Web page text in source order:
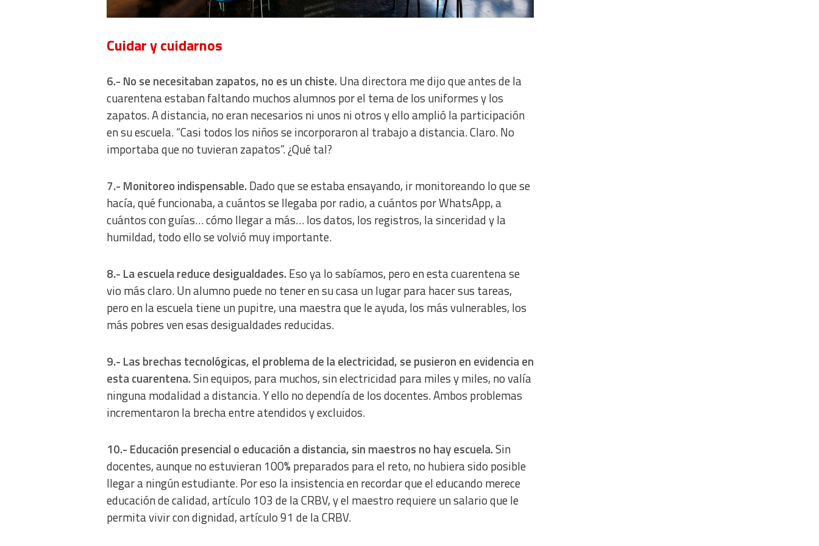
Cuidar y cuidarnos
6.- No se necesitaban zapatos, no es un chiste. Una directora me dijo que antes de la
cuarentena estaban faltando muchos alumnos por el tema de los uniformes y los
zapatos. A distancia, no eran necesarios ni unos ni otros y ello amplió la participación
en su escuela. “Casi todos los niños se incorporaron al trabajo a distancia. Claro. No
importaba que no tuvieran zapatos”. ¿Qué tal?
7.- Monitoreo indispensable. Dado que se estaba ensayando, ir monitoreando lo que se
hacía, qué funcionaba, a cuántos se llegaba por radio, a cuántos por WhatsApp, a
cuántos con guías… cómo llegar a más… los datos, los registros, la sinceridad y la
humildad, todo ello se volvió muy importante.
8.- La escuela reduce desigualdades. Eso ya lo sabíamos, pero en esta cuarentena se
vio más claro. Un alumno puede no tener en su casa un lugar para hacer sus tareas,
pero en la escuela tiene un pupitre, una maestra que le ayuda, los más vulnerables, los
más pobres ven esas desigualdades reducidas.
9.- Las brechas tecnológicas, el problema de la electricidad, se pusieron en evidencia en
esta cuarentena.Sin equipos, para muchos, sin electricidad para miles y miles, no valía
ninguna modalidad a distancia. Y ello no dependía de los docentes. Ambos problemas
incrementaron la brecha entre atendidos y excluidos.
10.- Educación presencial o educación a distancia, sin maestros no hay escuela.Sin
docentes, aunque no estuvieran 100% preparados para el reto, no hubiera sido posible
llegar a ningún estudiante. Por eso la insistencia en recordar que el educando merece
educación de calidad, artículo 103 de la CRBV, y el maestro requiere un salario que le
permita vivir con dignidad, artículo 91 de la CRBV.